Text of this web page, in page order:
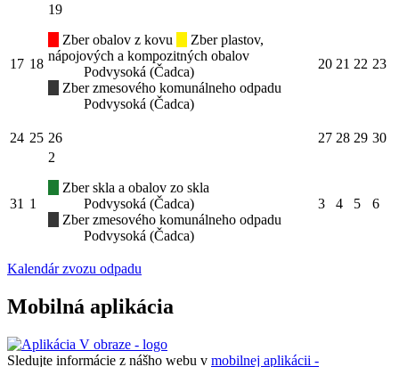
17 18
19
Zber obalov z kovu
Zber plastov,
nápojových a kompozitných obalov
Podvysoká (Čadca)
Zber zmesového komunálneho odpadu
Podvysoká (Čadca)
20 21 22 23
24 25 26 27 28 29 30
31 1
2
Zber skla a obalov zo skla
Podvysoká (Čadca)
Zber zmesového komunálneho odpadu
Podvysoká (Čadca)
3 4 5 6
Kalendár zvozu odpadu
Mobilná aplikácia
Sledujte informácie z nášho webu v mobilnej aplikácii -